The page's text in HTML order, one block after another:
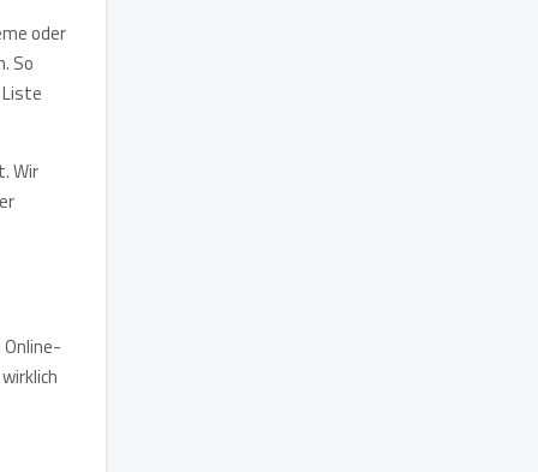
oder
So
Wir